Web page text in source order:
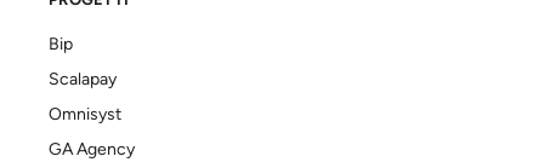
Bip
Scalapay
Omnisyst
GA Agency